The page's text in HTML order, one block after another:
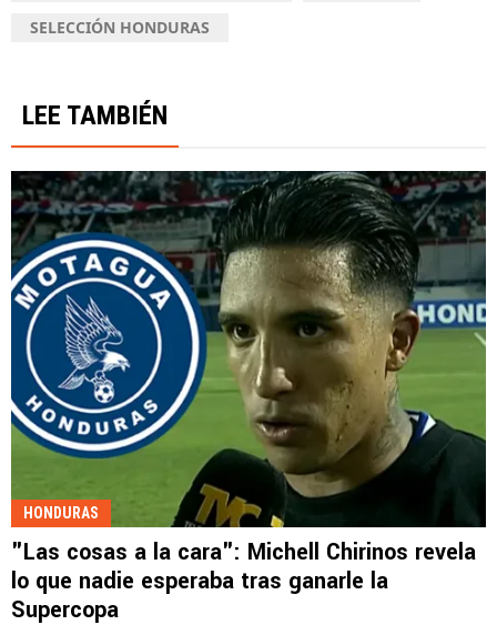
SELECCIÓN HONDURAS
LEE TAMBIÉN
HONDURAS
"Las cosas a la cara": Michell Chirinos revela
lo que nadie esperaba tras ganarle la
Supercopa